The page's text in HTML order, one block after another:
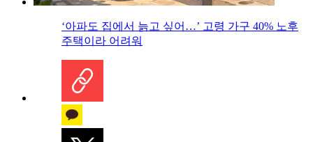
‘아파도 집에서 늙고 싶어…’ 고령 가구 40% 노후
주택이라 어려워